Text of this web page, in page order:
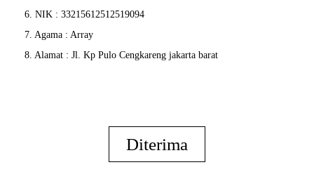
6. NIK : 33215612512519094
7. Agama : Array
8. Alamat : Jl. Kp Pulo Cengkareng jakarta barat
Diterima